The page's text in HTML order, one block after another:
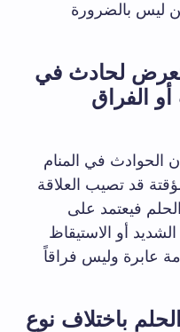
ليس بالضرورة
⁢لحادث ​في⁣
الفراق
الحوادث⁢ في المنام
قد تصيب ⁤العلاقة
فيعتمد على
أو الاستيقاظ
عابرة⁤ وليس فراقاً
باختلاف نوع